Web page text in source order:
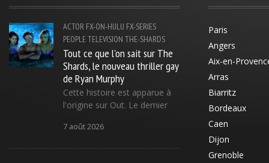
ACTOR FX-ON-HULU FX-SERIES
PEOPLETELEVISION THE-SHARDS
Tout ce que l'on sait sur The
Shards, le nouveau thriller gay
de Ryan Murphy
Cette histoire est apparue à
l'origine sur Out. Le dernier
7 août 2026
Paris
Angers
Aix-en-
Arras
Biarritz
Bordeaux
Caen
Dijon
Grenoble